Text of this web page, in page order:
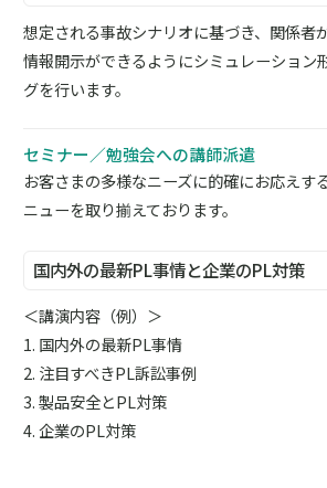
想定される事故シナリオに基づき、関係者
情報開示ができるようにシミュレーション
グを行います。
セミナー／勉強会への講師派遣
お客さまの多様なニーズに的確にお応えす
ニューを取り揃えております。
国内外の最新PL事情と企業のPL対策
＜講演内容（例）＞
1. 国内外の最新PL事情
2. 注目すべきPL訴訟事例
3. 製品安全とPL対策
4. 企業のPL対策